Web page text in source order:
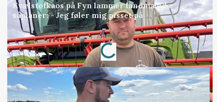
Kvælstofkaos på Fyn lammer landmænds
såplaner: - Jeg føler mig pisset på
Annonce
Loading...